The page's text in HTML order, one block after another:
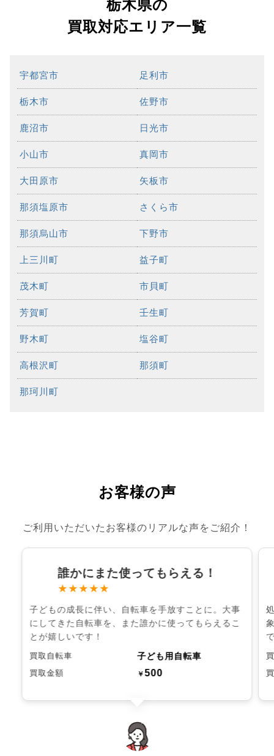
栃木県の
買取対応エリア一覧
宇都宮市 足利市
栃木市 佐野市
鹿沼市 日光市
小山市 真岡市
大田原市 矢板市
那須塩原市 さくら市
那須烏山市 下野市
上三川町 益子町
茂木町 市貝町
芳賀町 壬生町
野木町 塩谷町
高根沢町 那須町
那珂川町
お客様の声
ご利用いただいたお客様のリアルな声をご紹介！
誰かにまた使ってもらえる！
★★★★★
子どもの成長に伴い、自転車を手放すことに。大事
にしてきた自転車を、また誰かに使ってもらえるこ
とが嬉しいです！
買取自転車 子ども用自転車
買取金額 ￥500
chevron_left chevron_right